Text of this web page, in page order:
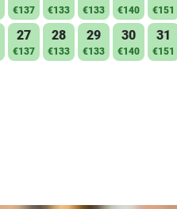
€137 €133 €133 €140 €151
27
€137
28
€133
29
€133
30
€140
31
€151